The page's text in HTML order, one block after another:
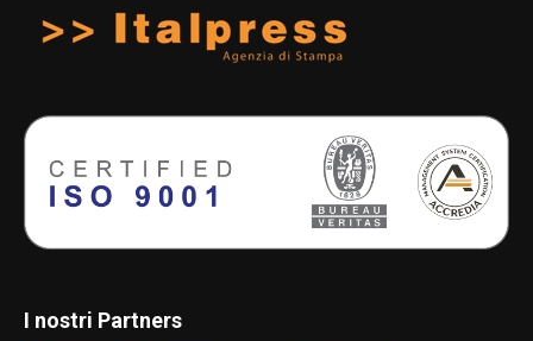
I nostri Partners